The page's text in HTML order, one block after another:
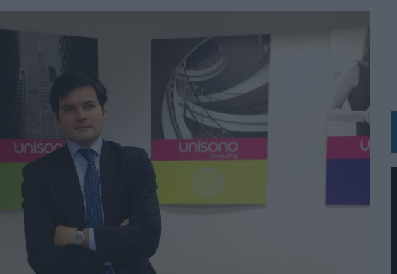
CF
CONSUMO DE MEDIOS EN VERANO Y SUPERA AL MÓVIL COMO DISPOSITIVO MÁS UTILIZADO
YA AL 62% DE LOS ESPAÑOLES
COMO NUEVA DIRECTORA COMERCIAL GLOBAL
PERSONALIZABLE INSPIRADA EN CORNETTO, CALIPPO Y SOLERO
LA CREATIVIDAD
PARA TRANSFORMAR EL PATRIMONIO HISTÓRICO EN ACTIVOS CULTURALES Y ECONÓMICOS
A CASONÁ Y ASUME LA GESTIÓN DE SUS RELACIONES CON LOS MEDIOS
EL PARAÍSO CANARIO EN SU ÚLTIMA CAMPAÑA INTERNACIONAL
“LA CONSTRUCCIÓN DE MARCA A LARGO PLAZO Y LA MEDICIÓN SON DOS CARAS DE LA MISMA